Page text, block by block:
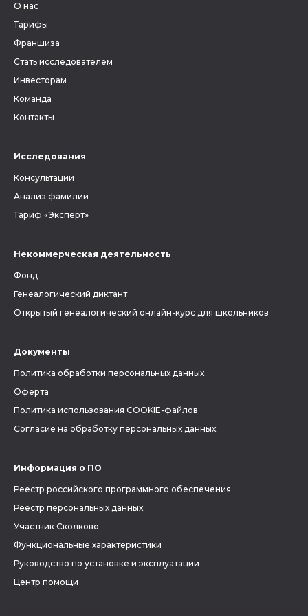
О нас
Тарифы
Франшиза
Стать исследователем
Инвесторам
Команда
Контакты
Исследования
Консультации
Анализ фамилии
Тариф «Эксперт»
Некоммерческая деятельность
Фонд
Генеалогический диктант
Открытый генеалогический онлайн-курс для школьников
Документы
Политика обработки персональных данных
Оферта
Политика использования COOKIE-файлов
Согласие на обработку персональных данных
Информация о ПО
Реестр российского программного обеспечения
Реестр персональных данных
Участник Сколково
Функциональные характеристики
Руководство по установке и эксплуатации
Центр помощи